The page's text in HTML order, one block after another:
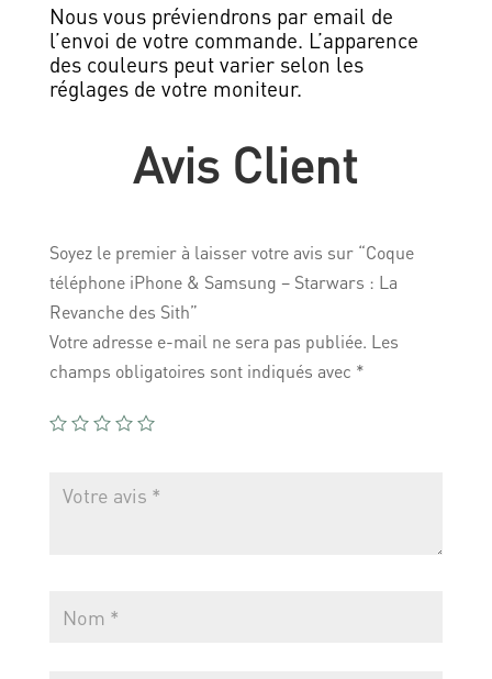
Nous vous préviendrons par email de
l’envoi de votre commande. L’apparence
des couleurs peut varier selon les
réglages de votre moniteur.
Avis Client
Soyez le premier à laisser votre avis sur “Coque
téléphone iPhone & Samsung – Starwars : La
Revanche des Sith”
Votre adresse e-mail ne sera pas publiée. Les
champs obligatoires sont indiqués avec *